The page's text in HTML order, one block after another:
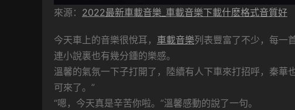
來源： 2022最新車載音樂_車載音樂下載什麽格式音質好
今天車上的音樂很悅耳， 車載音樂列表豐富了不少，每一
連小說裏也有幾分鍾的樂感。
溫馨的氣氛一下子打開了，陸續有人下車來打招呼，秦
可來了。”
“嗯，今天真是辛苦你啦。”溫馨感動的說了一句。